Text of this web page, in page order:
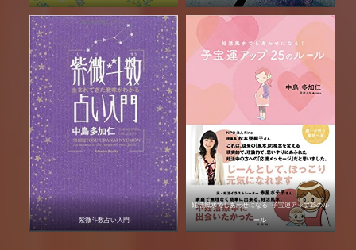
紫微斗数占い入門
妊活風水でしあわせになる! 子宝運アップ25のル
ール